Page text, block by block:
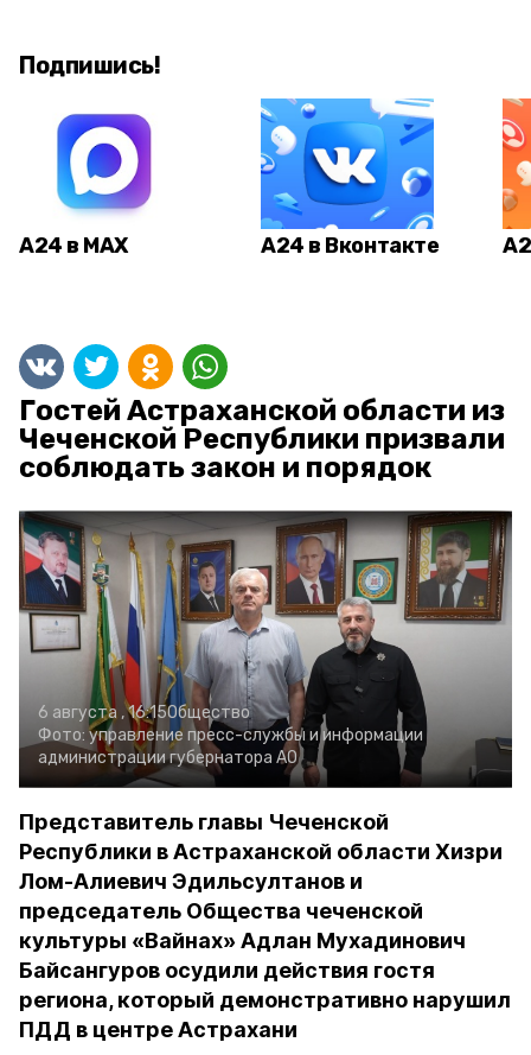
Подпишись!
А24 в MAX А24 в Вконтакте
Гостей Астраханской области из
Чеченской Республики призвали
соблюдать закон и порядок
6 августа , 16:15Общество
Фото: управление пресс-службы и информации
администрации губернатора АО
Представитель главы Чеченской
Республики в Астраханской области Хизри
Лом-Алиевич Эдильсултанов и
председатель Общества чеченской
культуры «Вайнах» Адлан Мухадинович
Байсангуров осудили действия гостя
региона, который демонстративно нарушил
ПДД в центре Астрахани